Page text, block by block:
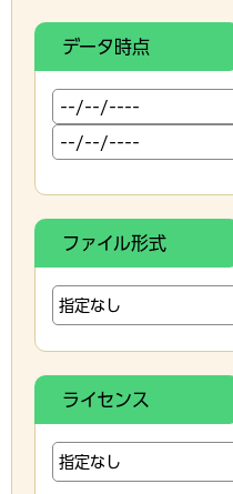
データ時点
ファイル形式
ライセンス